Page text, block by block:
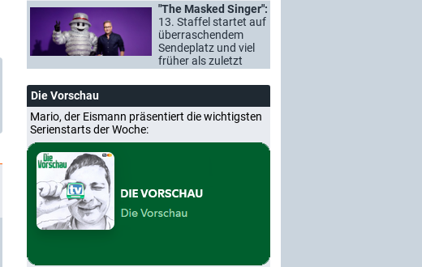
"The Masked Singer":
13. Staffel startet auf
überraschendem
Sendeplatz und viel
früher als zuletzt
Die Vorschau
Mario, der Eismann präsentiert die wichtigsten
Serienstarts der Woche: